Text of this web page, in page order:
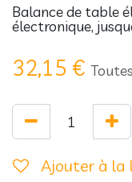
Balance de table
électronique,
32,15 €
Ajouter à la